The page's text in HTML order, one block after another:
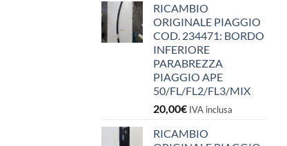
RICAMBIO
ORIGINALE PIAGGIO
COD. 234471: BORDO
INFERIORE
PARABREZZA
PIAGGIO APE
50/FL/FL2/FL3/MIX
20,00€ IVA inclusa
RICAMBIO